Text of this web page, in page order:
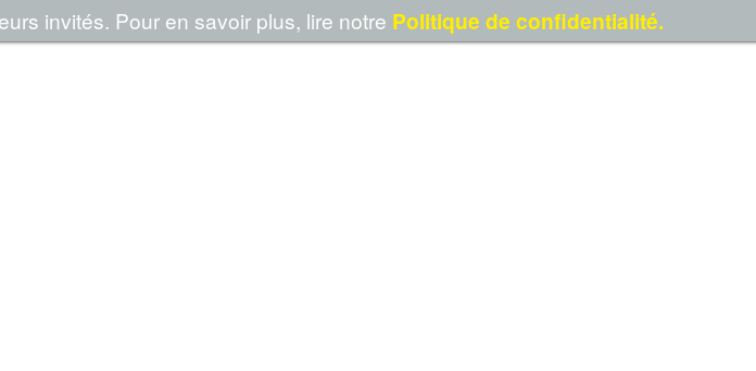
invités. Pour en savoir plus, lire notre Politique de confidentialité.